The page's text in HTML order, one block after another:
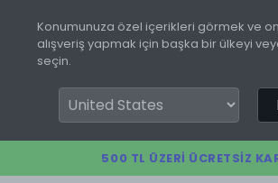
Konumunuza özel içerikleri görmek ve
alışveriş yapmak için başka bir ülkeyi
seçin.
500 TL ÜZERI ÜCRETSIZ